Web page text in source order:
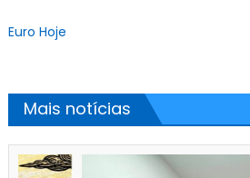
Euro Hoje
Mais notícias